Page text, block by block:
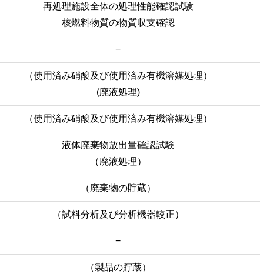
再処理施設全体の処理性能確認試験
核燃料物質の物質収支確認
−
（使用済み硝酸及び使用済み有機溶媒処理）
(廃液処理)
（使用済み硝酸及び使用済み有機溶媒処理）
液体廃棄物放出量確認試験
（廃液処理）
（廃棄物の貯蔵）
（試料分析及び分析機器較正）
−
（製品の貯蔵）